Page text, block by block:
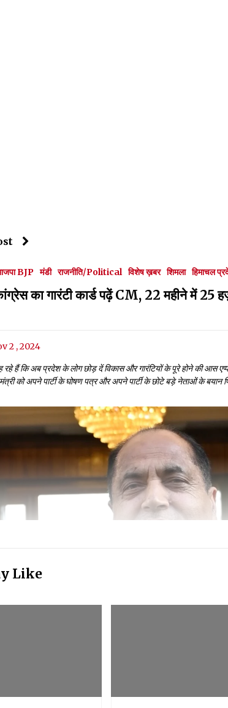
BJP मंडी राजनीति/Political विशेष ख़बर शिमला हिमाचल
का गारंटी कार्ड पढ़ें CM, 22 महीने में 25
2 , 2024
हैं कि अब प्रदेश के लोग छोड़ दें विकास और गारंटियों के पूरे होने की आस
को अपने पार्टी के घोषण पत्र और अपने पार्टी के छोटे बड़े नेताओं के बयान
Like